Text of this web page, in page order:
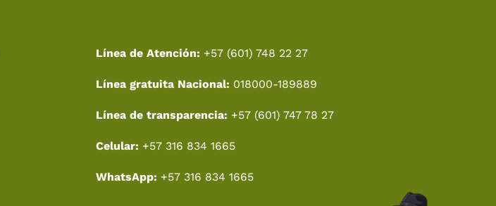
w
k
e
d
i
n
Línea de Atención: +57 (601) 748 22 27
Línea gratuita Nacional: 018000-189889
Línea de transparencia: +57 (601) 747 78 27
Celular: +57 316 834 1665
WhatsApp: +57 316 834 1665